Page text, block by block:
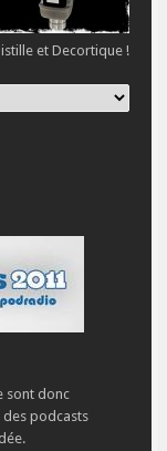
et Decortique !
sont donc
des podcasts